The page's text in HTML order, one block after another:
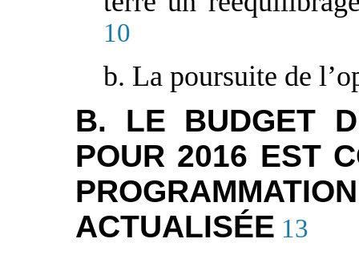
10
b. La poursuite de
B. LE BUDGET
POUR 2016 EST
ACTUALISÉE 13